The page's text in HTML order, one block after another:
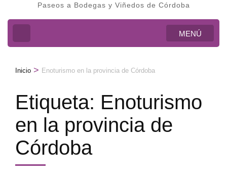
Paseos a Bodegas y Viñedos de Córdoba
MENÚ
Inicio > Enoturismo en la provincia de Córdoba
Etiqueta: Enoturismo
en la provincia de
Córdoba